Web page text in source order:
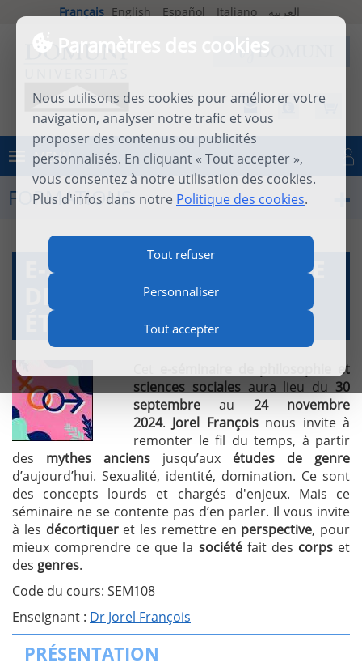
Paramètres des cookies
Nous utilisons des cookies pour améliorer votre
navigation, analyser notre trafic et vous
proposer des contenus ou publicités
personnalisés. En cliquant « Tout accepter »,
vous consentez à notre utilisation des cookies.
Plus d'infos dans notre Politique des cookies.
Tout refuser
Personnaliser
Tout accepter
Français English Español Italiano العربية
MENU Se connecter
FORMATIONS
E-SÉMINAIRE : DU MYTHE
DE L’ANDROGYNIE AUX
ÉTUDES DU GENRE
e-séminaire de philosophie et
sciences sociales aura lieu du 30
septembre au 24 novembre
2024. Jorel Françoisnous invite à
remonter le fil du temps, à partir
des mythes anciens jusqu’aux études de genre
d’aujourd’hui. Sexualité, identité, domination. Ce sont
des concepts lourds et chargés d'enjeux. Mais ce
séminaire ne se contente pas d’en parler. Il vous invite
à les décortiqueret les remettre en perspective, pour
mieux comprendre ce que la sociétéfait des corpset
des genres.
Code du cours: SEM108
Enseignant : Dr Jorel François
PRÉSENTATION